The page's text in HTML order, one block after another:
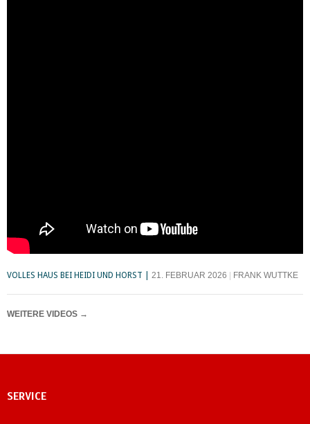
VOLLES HAUS BEI HEIDI UND HORST 21. FEBRUAR 2026 FRANK WUTTKE
WEITERE VIDEOS →
SERVICE